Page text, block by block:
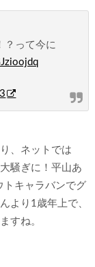
？って今に
、ネットでは
騒ぎに！平山あ
キャラバンでグ
より1歳年上で、
すね。